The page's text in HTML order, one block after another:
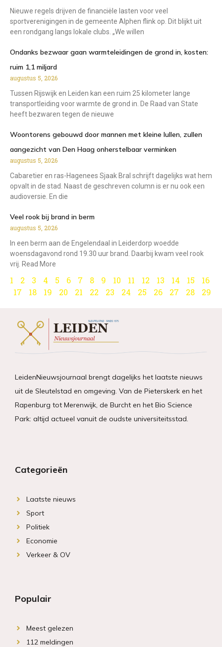
Nieuwe regels drijven de financiële lasten voor veel
sportverenigingen in de gemeente Alphen flink op. Dit blijkt uit
een rondgang langs lokale clubs. „We willen
Ondanks bezwaar gaan warmteleidingen de grond in, kosten:
ruim 1,1 miljard
augustus 5, 2026
Tussen Rijswijk en Leiden kan een ruim 25 kilometer lange
transportleiding voor warmte de grond in. De Raad van State
heeft bezwaren tegen de nieuwe
Woontorens gebouwd door mannen met kleine lullen, zullen
aangezicht van Den Haag onherstelbaar verminken
augustus 5, 2026
Cabaretier en ras-Hagenees Sjaak Bral schrijft dagelijks wat hem
opvalt in de stad. Naast de geschreven column is er nu ook een
audioversie. En die
Veel rook bij brand in berm
augustus 5, 2026
In een berm aan de Engelendaal in Leiderdorp woedde
woensdagavond rond 19.30 uur brand. Daarbij kwam veel rook
vrij. Read More
1 2 3 4 5 6 7 8 9 10 11 12 13 14 15
16
17
18 19 20 21 22 23 24 25 26 27 28 29
LeidenNieuwsjournaal brengt dagelijks het laatste nieuws
uit de Sleutelstad en omgeving. Van de Pieterskerk en het
Rapenburg tot Merenwijk, de Burcht en het Bio Science
Park: altijd actueel vanuit de oudste universiteitsstad.
Categorieën
Laatste nieuws
Sport
Politiek
Economie
Verkeer & OV
Populair
Meest gelezen
112 meldingen